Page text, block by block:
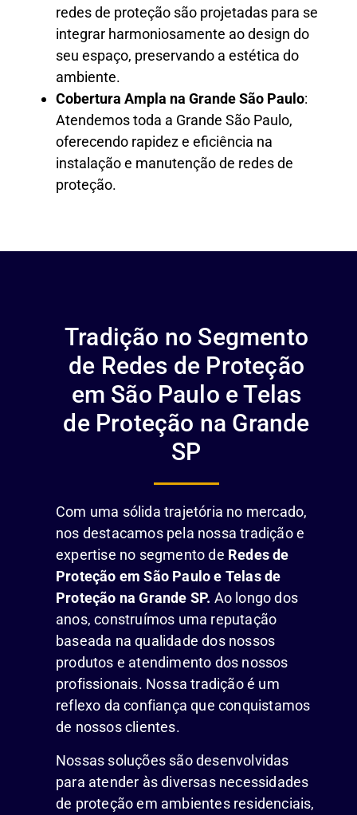
redes de proteção são projetadas para se
integrar harmoniosamente ao design do
seu espaço, preservando a estética do
ambiente.
Cobertura Ampla na Grande São Paulo:
Atendemos toda a Grande São Paulo,
oferecendo rapidez e eficiência na
instalação e manutenção de redes de
proteção.
Tradição no Segmento
de Redes de Proteção
em São Paulo e Telas
de Proteção na Grande
SP
Com uma sólida trajetória no mercado,
nos destacamos pela nossa tradição e
expertise no segmento de Redes de
Proteção em São Paulo e Telas de
Proteção na Grande SP. Ao longo dos
anos, construímos uma reputação
baseada na qualidade dos nossos
produtos e atendimento dos nossos
profissionais. Nossa tradição é um
reflexo da confiança que conquistamos
de nossos clientes.
Nossas soluções são desenvolvidas
para atender às diversas necessidades
de proteção em ambientes residenciais,